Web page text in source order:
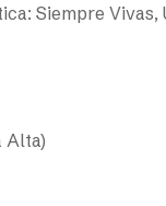
Siempre Vivas,
Alta)